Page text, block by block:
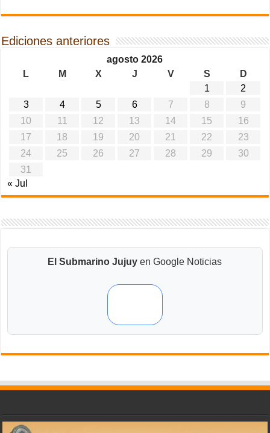
Ediciones anteriores
agosto 2026
L
M X J V S
D
1
2
3
4 5 6 7 8
9
10
11 12 13 14 15
16
17
18 19 20 21 22
23
24
25 26 27 28 29
30
31
« Jul
El Submarino Jujuy en Google Noticias